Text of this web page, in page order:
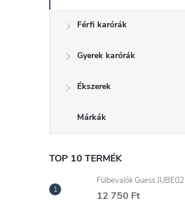
ó
e
l
Férfi karórák
Gyerek karórák
Ékszerek
Márkák
TOP 10 TERMÉK
Fülbevalók Guess
12 750 Ft